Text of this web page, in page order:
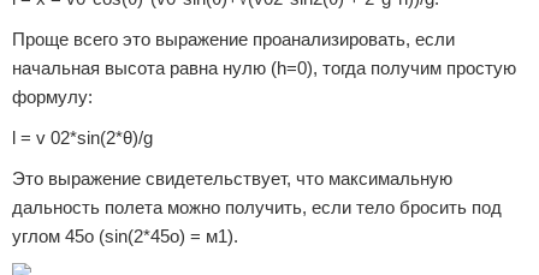
Проще всего это выражение проанализировать, если
начальная высота равна нулю (h=0), тогда получим простую
формулу:
l = v 02*sin(2*θ)/g
Это выражение свидетельствует, что максимальную
дальность полета можно получить, если тело бросить под
углом 45o (sin(2*45o) = м1).